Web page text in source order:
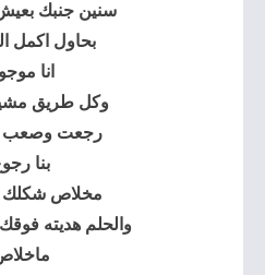
سنين جنبك
بحاول اكمل
انا
وكل طريق
رجعت وصعب
بنا
مخلاص شكلك
والحلم هديته